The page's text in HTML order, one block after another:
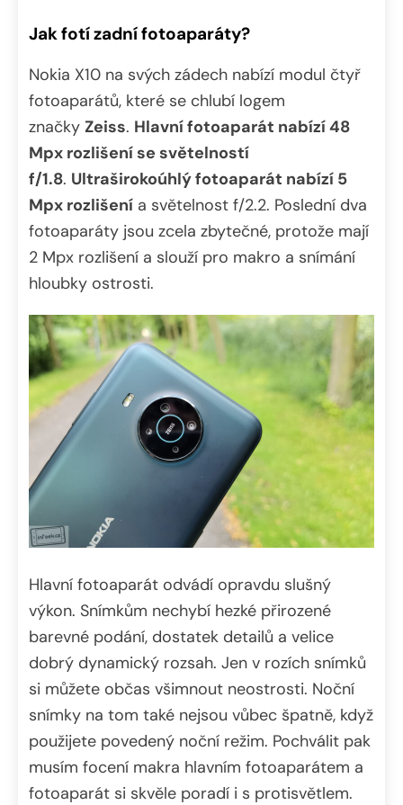
Jak fotí zadní fotoaparáty?
Nokia X10 na svých zádech nabízí modul čtyř
fotoaparátů, které se chlubí logem
značky Zeiss. Hlavní fotoaparát nabízí 48
Mpx rozlišení se světelností
f/1.8. Ultraširokoúhlý fotoaparát nabízí 5
Mpx rozlišení a světelnost f/2.2. Poslední dva
fotoaparáty jsou zcela zbytečné, protože mají
2 Mpx rozlišení a slouží pro makro a snímání
hloubky ostrosti.
Hlavní fotoaparát odvádí opravdu slušný
výkon. Snímkům nechybí hezké přirozené
barevné podání, dostatek detailů a velice
dobrý dynamický rozsah. Jen v rozích snímků
si můžete občas všimnout neostrosti. Noční
snímky na tom také nejsou vůbec špatně, když
použijete povedený noční režim. Pochválit pak
musím focení makra hlavním fotoaparátem a
fotoaparát si skvěle poradí i s protisvětlem.